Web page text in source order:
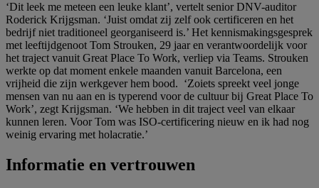
‘Dit leek me meteen een leuke klant’, vertelt senior DNV-auditor
Roderick Krĳgsman. ‘Juist omdat zĳ zelf ook certificeren en het
bedrĳf niet traditioneel georganiseerd is.’ Het kennismakingsgesprek
met leeftĳdgenoot Tom Strouken, 29 jaar en verantwoordelĳk voor
het traject vanuit Great Place To Work, verliep via Teams. Strouken
werkte op dat moment enkele maanden vanuit Barcelona, een
vrĳheid die zĳn werkgever hem bood. ‘Zoiets spreekt veel jonge
mensen van nu aan en is typerend voor de cultuur bĳ Great Place To
Work’, zegt Krĳgsman. ‘We hebben in dit traject veel van elkaar
kunnen leren. Voor Tom was ISO-certificering nieuw en ik had nog
weinig ervaring met holacratie.’
Informatie en vertrouwen